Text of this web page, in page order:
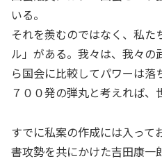
いる。
それを羨むのではなく、私た
ル」がある。我々は、我々の
ら国会に比較してパワーは落
７００発の弾丸と考えれば、
すでに私案の作成には入って
書攻勢を共にかけた吉田康一